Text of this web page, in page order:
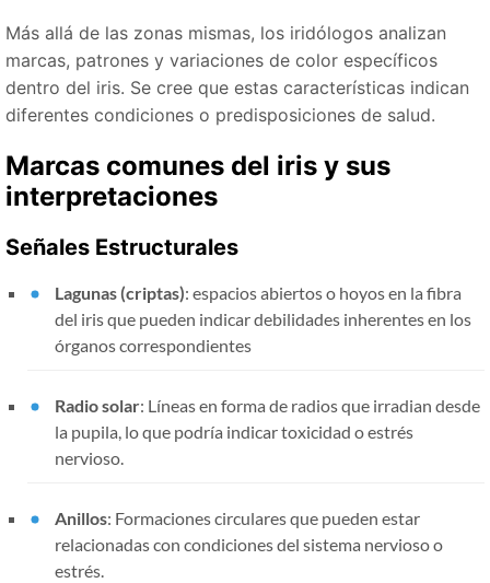
Más allá de las zonas mismas, los iridólogos analizan
marcas, patrones y variaciones de color específicos
dentro del iris. Se cree que estas características indican
diferentes condiciones o predisposiciones de salud.
Marcas comunes del iris y sus
interpretaciones
Señales Estructurales
Lagunas (criptas): espacios abiertos o hoyos en la fibra
del iris que pueden indicar debilidades inherentes en los
órganos correspondientes
Radio solar: Líneas en forma de radios que irradian desde
la pupila, lo que podría indicar toxicidad o estrés
nervioso.
Anillos: Formaciones circulares que pueden estar
relacionadas con condiciones del sistema nervioso o
estrés.